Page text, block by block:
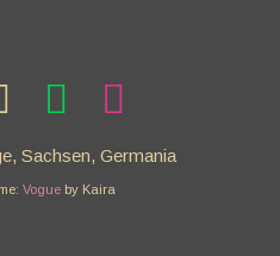
Sachsen, Germania
Vogueby Kaira